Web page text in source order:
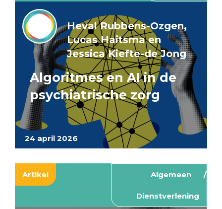
24 april 2026
Heval Rubbens-Ozgen,
Lucas Haitsma en
Jessica Kiefte-de Jong
Algoritmes en AI in de
psychiatrische zorg
Artikel Algemeen
Dienstverlening